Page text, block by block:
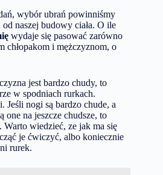
wybór ubrań powinniśmy
naszej budowy ciała. O ile
wydaje się pasować zarówno
chłopakom i mężczyznom, o
jest bardzo chudy, to
w spodniach rurkach.
Jeśli nogi są bardzo chude, a
na jeszcze chudsze, to
wiedzieć, ze jak ma się
je ćwiczyć, albo koniecznie
rurek.